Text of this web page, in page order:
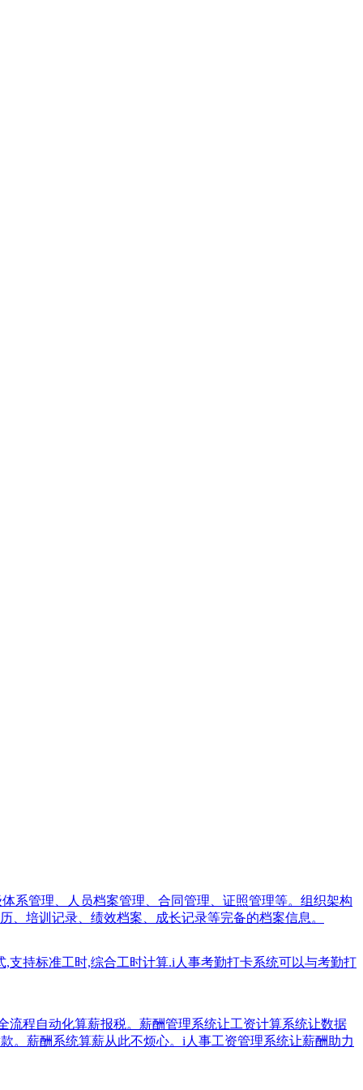
系管理、人员档案管理、合同管理、证照管理等。组织架构
培训记录、绩效档案、成长记录等完备的档案信息。
持标准工时,综合工时计算.i人事考勤打卡系统可以与考勤打
程自动化算薪报税。薪酬管理系统让工资计算系统让数据
。薪酬系统算薪从此不烦心。i人事工资管理系统让薪酬助力